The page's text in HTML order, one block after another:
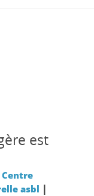
est
asbl |